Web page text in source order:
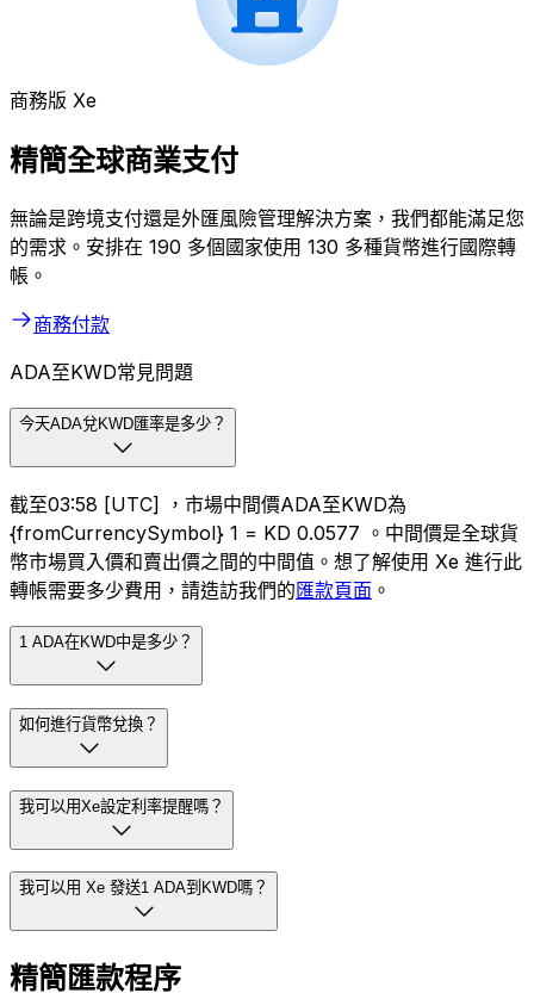
商務版 Xe
精簡全球商業支付
無論是跨境支付還是外匯風險管理解決方案，我們都能滿足您
的需求。安排在 190 多個國家使用 130 多種貨幣進行國際轉
帳。
商務付款
ADA至KWD常見問題
今天ADA兌KWD匯率是多少？
截至03:58 [UTC] ，市場中間價ADA至KWD為
{fromCurrencySymbol} 1 = KD 0.0577 。中間價是全球貨
幣市場買入價和賣出價之間的中間值。想了解使用 Xe 進行此
轉帳需要多少費用，請造訪我們的匯款頁面 。
1 ADA在KWD中是多少？
如何進行貨幣兌換？
我可以用Xe設定利率提醒嗎？
我可以用 Xe 發送1 ADA到KWD嗎？
精簡匯款程序